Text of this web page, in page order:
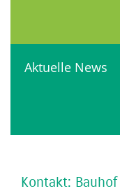
Aktuelle News
Kontakt: Bauhof